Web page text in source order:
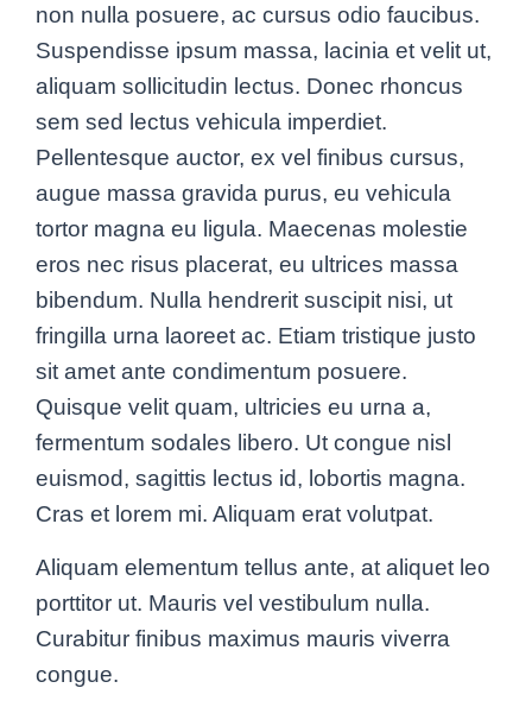
non nulla posuere, ac cursus odio faucibus.
Suspendisse ipsum massa, lacinia et velit ut,
aliquam sollicitudin lectus. Donec rhoncus
sem sed lectus vehicula imperdiet.
Pellentesque auctor, ex vel finibus cursus,
augue massa gravida purus, eu vehicula
tortor magna eu ligula. Maecenas molestie
eros nec risus placerat, eu ultrices massa
bibendum. Nulla hendrerit suscipit nisi, ut
fringilla urna laoreet ac. Etiam tristique justo
sit amet ante condimentum posuere.
Quisque velit quam, ultricies eu urna a,
fermentum sodales libero. Ut congue nisl
euismod, sagittis lectus id, lobortis magna.
Cras et lorem mi. Aliquam erat volutpat.
Aliquam elementum tellus ante, at aliquet leo
porttitor ut. Mauris vel vestibulum nulla.
Curabitur finibus maximus mauris viverra
congue.